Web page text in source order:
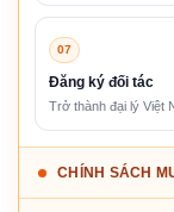
07
Đăng ký đối tác
Trở thành đại lý Việt
CHÍNH SÁCH